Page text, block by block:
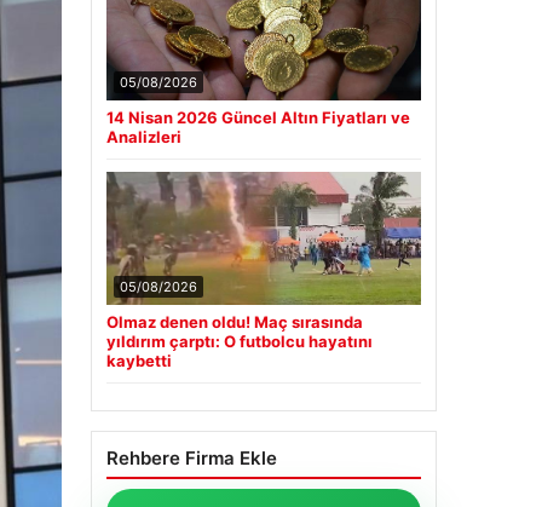
05/08/2026
14 Nisan 2026 Güncel Altın Fiyatları ve
Analizleri
05/08/2026
Olmaz denen oldu! Maç sırasında
yıldırım çarptı: O futbolcu hayatını
kaybetti
Rehbere Firma Ekle